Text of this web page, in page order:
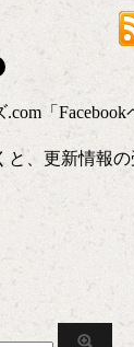
「
と、更新情報